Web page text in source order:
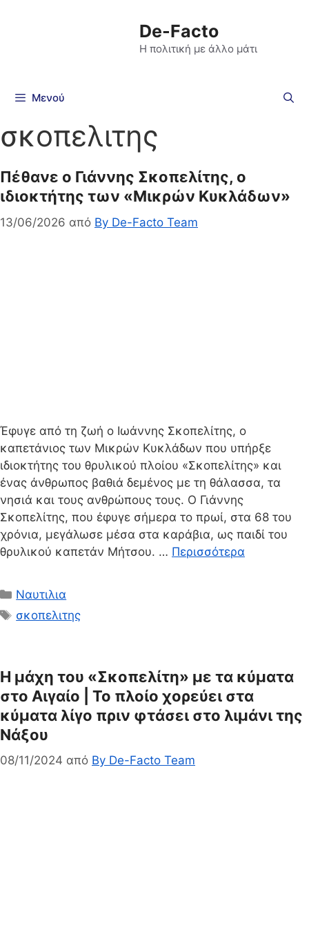
De-Facto
Η πολιτική με άλλο μάτι
Μενού
σκοπελιτης
Πέθανε ο Γιάννης Σκοπελίτης, ο
ιδιοκτήτης των «Μικρών Κυκλάδων»
13/06/2026 από By De-Facto Team
Έφυγε από τη ζωή ο Ιωάννης Σκοπελίτης, ο
καπετάνιος των Μικρών Κυκλάδων που υπήρξε
ιδιοκτήτης του θρυλικού πλοίου «Σκοπελίτης» και
ένας άνθρωπος βαθιά δεμένος με τη θάλασσα, τα
νησιά και τους ανθρώπους τους. Ο Γιάννης
Σκοπελίτης, που έφυγε σήμερα το πρωί, στα 68 του
χρόνια, μεγάλωσε μέσα στα καράβια, ως παιδί του
θρυλικού καπετάν Μήτσου. … Περισσότερα
Κατηγορίες
Ναυτιλια
Ετικέτες
σκοπελιτης
Η μάχη του «Σκοπελίτη» με τα κύματα
στο Αιγαίο | Το πλοίο χορεύει στα
κύματα λίγο πριν φτάσει στο λιμάνι της
Νάξου
08/11/2024 από By De-Facto Team